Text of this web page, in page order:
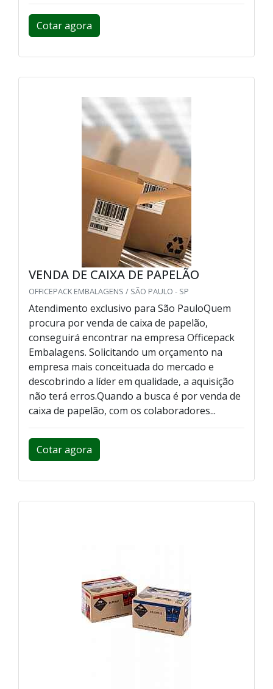
Cotar agora
VENDA DE CAIXA DE PAPELÃO
OFFICEPACK EMBALAGENS / SÃO PAULO - SP
Atendimento exclusivo para São PauloQuem
procura por venda de caixa de papelão,
conseguirá encontrar na empresa Officepack
Embalagens. Solicitando um orçamento na
empresa mais conceituada do mercado e
descobrindo a líder em qualidade, a aquisição
não terá erros.Quando a busca é por venda de
caixa de papelão, com os colaboradores...
Cotar agora